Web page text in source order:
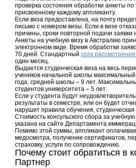
проверка состояния обработки анкеты по
присвоенному каждому аппликанту.
Если виза предоставлена, на почту
письмо с номером визы. Если в визе
причины, сроки повторной подачи заявки
Анкеты на учебную визу в Австралию
электронном виде. Время обработки
70 дней. Стандартный срок
один месяц.
Выдается студенческая виза на весь
учеников начальной школы
года, средней школы – 9 лет.
студентов университета – 5 лет.
Если у студента будут
результаты в семестре, или он будет
нарушит правила обучения,
Стоимость консульского сбора за
указана на сайте Департамента
Помимо этой суммы, аппликант
медосмотра, получение сертификатов,
страховку, услуги по сопровождению.
Почему стоит обратиться в
Партнер